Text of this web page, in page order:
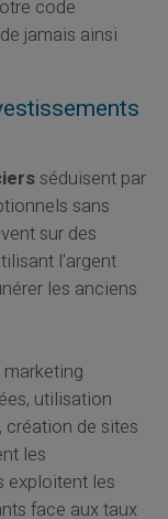
code
jamais ainsi
séduisent par
sans
sur des
l'argent
les anciens
utilisation
création de sites
les
exploitent les
face aux taux